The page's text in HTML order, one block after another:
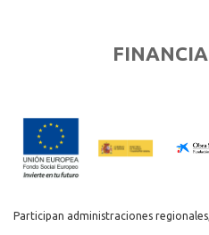
Participan administraciones